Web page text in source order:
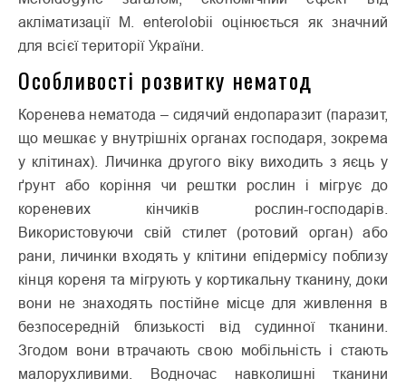
акліматизації M. enterolobii оцінюється як значний
для всієї території України.
Особливості розвитку нематод
Коренева нематода – сидячий ендопаразит (паразит,
що мешкає у внутрішніх органах господаря, зокрема
у клітинах). Личинка другого віку виходить з яєць у
ґрунт або коріння чи рештки рослин і мігрує до
кореневих кінчиків рослин-господарів.
Використовуючи свій стилет (ротовий орган) або
рани, личинки входять у клітини епідермісу поблизу
кінця кореня та мігрують у кортикальну тканину, доки
вони не знаходять постійне місце для живлення в
безпосередній близькості від судинної тканини.
Згодом вони втрачають свою мобільність і стають
малорухливими. Водночас навколишні тканини